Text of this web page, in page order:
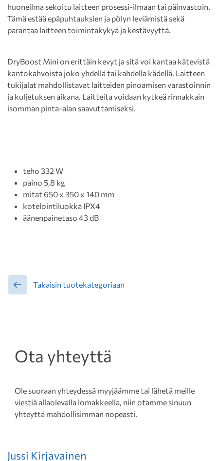
huoneilma sekoitu laitteen prosessi-ilmaan tai päinvastoin.
Tämä estää epäpuhtauksien ja pölyn leviämistä sekä
parantaa laitteen toimintakykyä ja kestävyyttä.
DryBoost Mini on erittäin kevyt ja sitä voi kantaa kätevistä
kantokahvoista joko yhdellä tai kahdella kädellä. Laitteen
tukijalat mahdollistavat laitteiden pinoamisen varastoinnin
ja kuljetuksen aikana. Laitteita voidaan kytkeä rinnakkain
isomman pinta-alan saavuttamiseksi.
teho 332 W
paino 5,8 kg
mitat 650 x 350 x 140 mm
kotelointiluokka IPX4
äänenpainetaso 43 dB
Takaisin tuotekategoriaan
Ota yhteyttä
Ole suoraan yhteydessä myyjäämme tai lähetä meille
viestiä allaolevalla lomakkeella, niin otamme sinuun
yhteyttä mahdollisimman nopeasti.
Jussi Kirjavainen